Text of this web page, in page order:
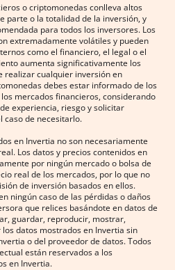
o criptomonedas conlleva altos
parte o la totalidad de la inversión, y
para todos los inversores. Los
extremadamente volátiles y pueden
como el financiero, el legal o el
aumenta significativamente los
realizar cualquier inversión en
debes estar informado de los
mercados financieros, considerando
experiencia, riesgo y solicitar
caso de necesitarlo.
en Invertia no son necesariamente
Los datos y precios contenidos en
por ningún mercado o bolsa de
real de los mercados, por lo que no
de inversión basados en ellos.
ningún caso de las pérdidas o daños
que relices basándote en datos de
guardar, reproducir, mostrar,
datos mostrados en Invertia sin
o del proveedor de datos. Todos
están reservados a los
en Invertia.